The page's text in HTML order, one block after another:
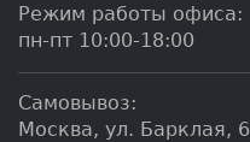
Режим работы офиса:
пн-пт 10:00-18:00
Самовывоз:
Москва, ул. Барклая, 6